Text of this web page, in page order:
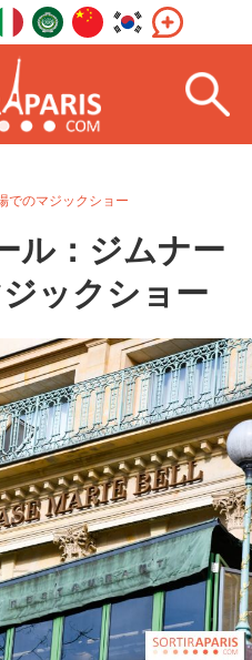
でのマジックショー
ル：ジムナー
ックショー